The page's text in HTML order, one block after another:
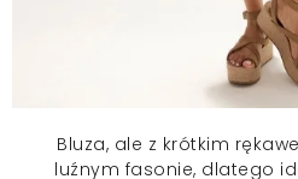
Bluza, ale z krótkim
luźnym fasonie, dlatego